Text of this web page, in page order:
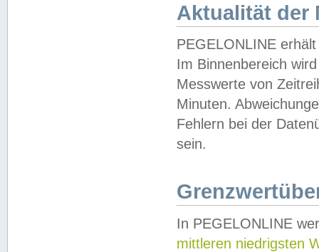
Aktualität der
PEGELONLINE
Im Binnenbereich
Messwerte von
Minuten.
Fehlern bei der
sein.
In PEGELONLINE
mittleren niedrigsten